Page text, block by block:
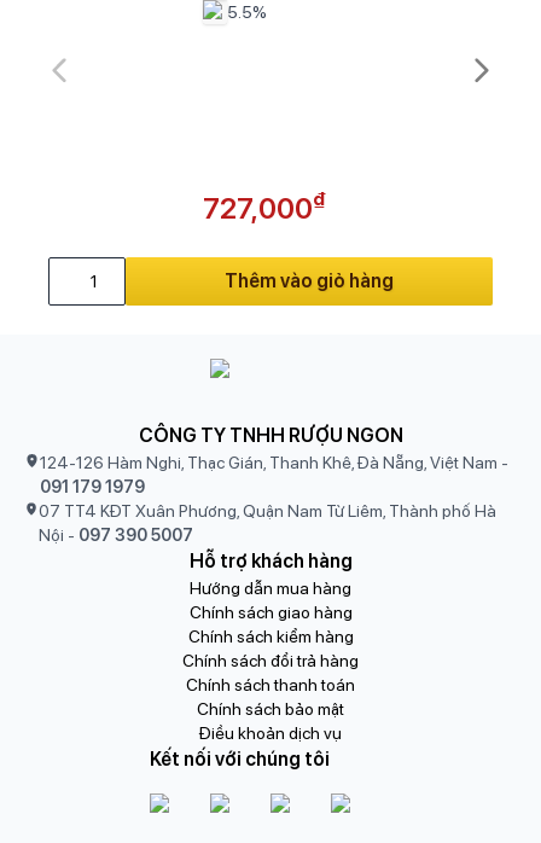
5.5%
727,000₫
Thêm vào giỏ hàng
CÔNG TY TNHH RƯỢU NGON
124-126 Hàm Nghi, Thạc Gián, Thanh Khê, Đà Nẵng, Việt Nam -
091 179 1979
07 TT4 KĐT Xuân Phương, Quận Nam Từ Liêm, Thành phố Hà
Nội - 097 390 5007
Hỗ trợ khách hàng
Hướng dẫn mua hàng
Chính sách giao hàng
Chính sách kiểm hàng
Chính sách đổi trả hàng
Chính sách thanh toán
Chính sách bảo mật
Điều khoản dịch vụ
Kết nối với chúng tôi